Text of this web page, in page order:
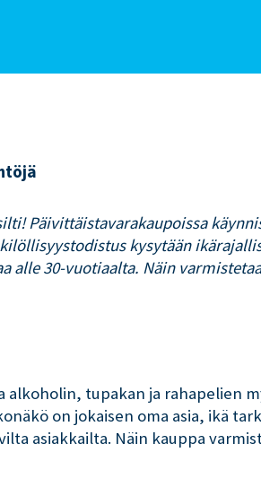
Päivittäistavarakaupoissa
kysytään
alle 30-vuotiaalta. Näin
alkoholin, tupakan ja rahapelien
on jokaisen oma asia, ikä
asiakkailta. Näin kauppa